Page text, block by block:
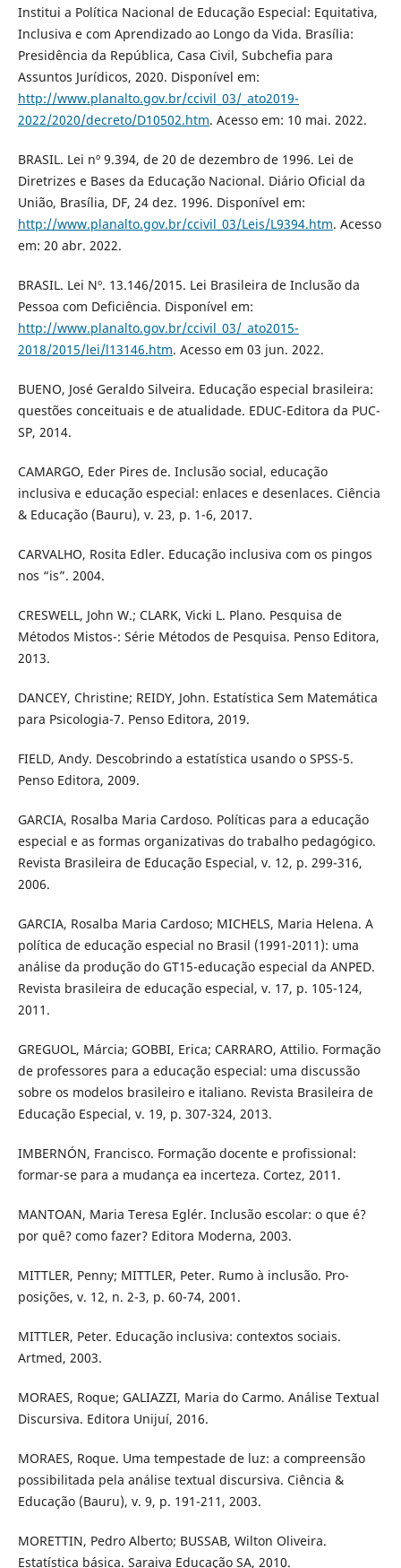
Institui a Política Nacional de Educação Especial: Equitativa,
Inclusiva e com Aprendizado ao Longo da Vida. Brasília:
Presidência da República, Casa Civil, Subchefia para
Assuntos Jurídicos, 2020. Disponível em:
http://www.planalto.gov.br/ccivil_03/_ato2019-
2022/2020/decreto/D10502.htm. Acesso em: 10 mai. 2022.
BRASIL. Lei nº 9.394, de 20 de dezembro de 1996. Lei de
Diretrizes e Bases da Educação Nacional. Diário Oficial da
União, Brasília, DF, 24 dez. 1996. Disponível em:
http://www.planalto.gov.br/ccivil_03/Leis/L9394.htm. Acesso
em: 20 abr. 2022.
BRASIL. Lei Nº. 13.146/2015. Lei Brasileira de Inclusão da
Pessoa com Deficiência. Disponível em:
http://www.planalto.gov.br/ccivil_03/_ato2015-
2018/2015/lei/l13146.htm. Acesso em 03 jun. 2022.
BUENO, José Geraldo Silveira. Educação especial brasileira:
questões conceituais e de atualidade. EDUC-Editora da PUC-
SP, 2014.
CAMARGO, Eder Pires de. Inclusão social, educação
inclusiva e educação especial: enlaces e desenlaces. Ciência
& Educação (Bauru), v. 23, p. 1-6, 2017.
CARVALHO, Rosita Edler. Educação inclusiva com os pingos
nos “is”. 2004.
CRESWELL, John W.; CLARK, Vicki L. Plano. Pesquisa de
Métodos Mistos-: Série Métodos de Pesquisa. Penso Editora,
2013.
DANCEY, Christine; REIDY, John. Estatística Sem Matemática
para Psicologia-7. Penso Editora, 2019.
FIELD, Andy. Descobrindo a estatística usando o SPSS-5.
Penso Editora, 2009.
GARCIA, Rosalba Maria Cardoso. Políticas para a educação
especial e as formas organizativas do trabalho pedagógico.
Revista Brasileira de Educação Especial, v. 12, p. 299-316,
2006.
GARCIA, Rosalba Maria Cardoso; MICHELS, Maria Helena. A
política de educação especial no Brasil (1991-2011): uma
análise da produção do GT15-educação especial da ANPED.
Revista brasileira de educação especial, v. 17, p. 105-124,
2011.
GREGUOL, Márcia; GOBBI, Erica; CARRARO, Attilio. Formação
de professores para a educação especial: uma discussão
sobre os modelos brasileiro e italiano. Revista Brasileira de
Educação Especial, v. 19, p. 307-324, 2013.
IMBERNÓN, Francisco. Formação docente e profissional:
formar-se para a mudança ea incerteza. Cortez, 2011.
MANTOAN, Maria Teresa Eglér. Inclusão escolar: o que é?
por quê? como fazer? Editora Moderna, 2003.
MITTLER, Penny; MITTLER, Peter. Rumo à inclusão. Pro-
posições, v. 12, n. 2-3, p. 60-74, 2001.
MITTLER, Peter. Educação inclusiva: contextos sociais.
Artmed, 2003.
MORAES, Roque; GALIAZZI, Maria do Carmo. Análise Textual
Discursiva. Editora Unijuí, 2016.
MORAES, Roque. Uma tempestade de luz: a compreensão
possibilitada pela análise textual discursiva. Ciência &
Educação (Bauru), v. 9, p. 191-211, 2003.
MORETTIN, Pedro Alberto; BUSSAB, Wilton Oliveira.
Estatística básica. Saraiva Educação SA, 2010.